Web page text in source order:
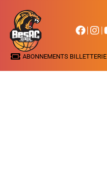
ABONNEMENTS BILLETTERIE